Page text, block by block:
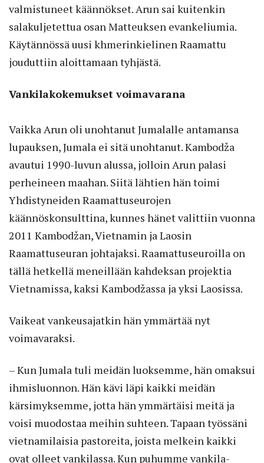
valmistuneet käännökset. Arun sai kuitenkin
salakuljetettua osan Matteuksen evankeliumia.
Käytännössä uusi khmerinkielinen Raamattu
jouduttiin aloittamaan tyhjästä.
Vankilakokemukset voimavarana
Vaikka Arun oli unohtanut Jumalalle antamansa
lupauksen, Jumala ei sitä unohtanut. Kambodža
avautui 1990-luvun alussa, jolloin Arun palasi
perheineen maahan. Siitä lähtien hän toimi
Yhdistyneiden Raamattuseurojen
käännöskonsulttina, kunnes hänet valittiin vuonna
2011 Kambodžan, Vietnamin ja Laosin
Raamattuseuran johtajaksi. Raamattuseuroilla on
tällä hetkellä meneillään kahdeksan projektia
Vietnamissa, kaksi Kambodžassa ja yksi Laosissa.
Vaikeat vankeusajatkin hän ymmärtää nyt
voimavaraksi.
– Kun Jumala tuli meidän luoksemme, hän omaksui
ihmisluonnon. Hän kävi läpi kaikki meidän
kärsimyksemme, jotta hän ymmärtäisi meitä ja
voisi muodostaa meihin suhteen. Tapaan työssäni
vietnamilaisia pastoreita, joista melkein kaikki
ovat olleet vankilassa. Kun puhumme vankila-